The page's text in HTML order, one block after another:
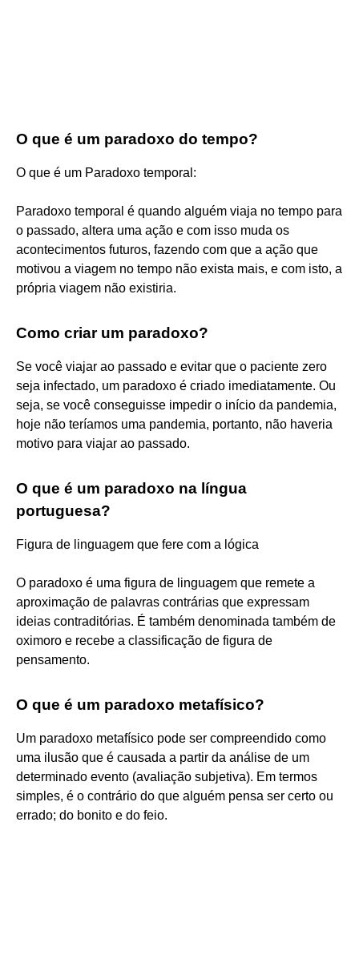
O que é um paradoxo do tempo?
O que é um Paradoxo temporal:
Paradoxo temporal é quando alguém viaja no tempo para
o passado, altera uma ação e com isso muda os
acontecimentos futuros, fazendo com que a ação que
motivou a viagem no tempo não exista mais, e com isto, a
própria viagem não existiria.
Como criar um paradoxo?
Se você viajar ao passado e evitar que o paciente zero
seja infectado, um paradoxo é criado imediatamente. Ou
seja, se você conseguisse impedir o início da pandemia,
hoje não teríamos uma pandemia, portanto, não haveria
motivo para viajar ao passado.
O que é um paradoxo na língua
portuguesa?
Figura de linguagem que fere com a lógica
O paradoxo é uma figura de linguagem que remete a
aproximação de palavras contrárias que expressam
ideias contraditórias. É também denominada também de
oximoro e recebe a classificação de figura de
pensamento.
O que é um paradoxo metafísico?
Um paradoxo metafísico pode ser compreendido como
uma ilusão que é causada a partir da análise de um
determinado evento (avaliação subjetiva). Em termos
simples, é o contrário do que alguém pensa ser certo ou
errado; do bonito e do feio.